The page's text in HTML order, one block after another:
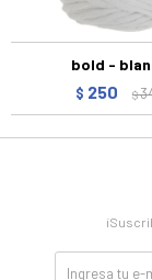
bold -
$ 250 $